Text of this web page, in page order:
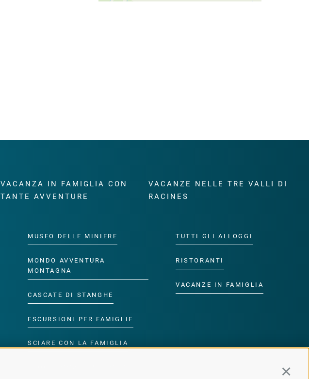
VACANZA IN FAMIGLIA CON
TANTE AVVENTURE
MUSEO DELLE MINIERE
MONDO AVVENTURA
MONTAGNA
CASCATE DI STANGHE
ESCURSIONI PER FAMIGLIE
SCIARE CON LA FAMIGLIA
VACANZE NELLE TRE VALLI DI
RACINES
TUTTI GLI ALLOGGI
RISTORANTI
VACANZE IN FAMIGLIA